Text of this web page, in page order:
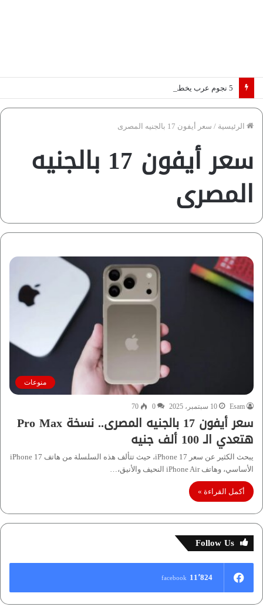
الرئيسية / سعر أيفون 17 بالجنيه المصرى
سعر أيفون 17 بالجنيه
المصرى
منوعات
Esam 10 سبتمبر، 2025 0
70
سعر أيفون 17 بالجنيه المصرى.. نسخة Pro Max
هتعدي الـ 100 ألف جنيه
يبحث الكثير عن سعر iPhone 17، حيث تتألف هذه السلسلة من هاتف iPhone 17
الأساسي، وهاتف iPhone Air النحيف والأنيق،…
أكمل القراءة »
Follow Us
11٬824 facebook